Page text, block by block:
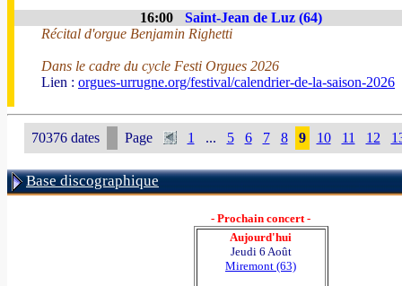
16:00
Saint-Jean de Luz (64)
Récital d'orgue Benjamin Righetti
Dans le cadre du cycle Festi Orgues 2026
Lien : orgues-urrugne.org/festival/calendrier-de-la-saison-2026
70376 dates Page 1 ... 5 6 7 8 9 10 11 12
Base discographique
- Prochain concert -
Aujourd'hui
Jeudi 6 Août
Miremont (63)